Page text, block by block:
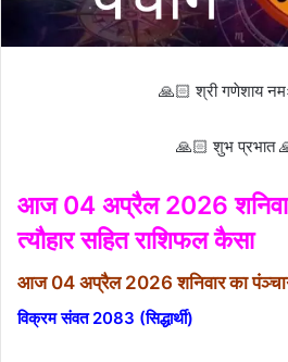
🙏🏻 श्री गणेशाय
🙏🏻 शुभ प्रभात
आज 04 अप्रैल 2026
त्यौहार सहित राशिफल कैसा
आज 04 अप्रैल 2026 शनिवार का
विक्रम संवत 2083 (सिद्धार्थी)